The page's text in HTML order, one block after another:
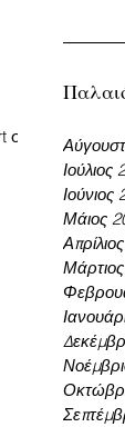
Ιούλιος
Ιούνιος
Μάιος